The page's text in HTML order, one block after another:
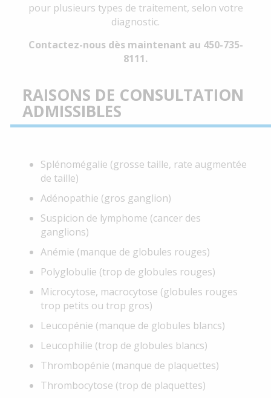
pour plusieurs types de traitement, selon votre
diagnostic.
Contactez-nous dès maintenant au 450-735-
8111.
RAISONS DE CONSULTATION
ADMISSIBLES
Splénomégalie (grosse taille, rate augmentée
de taille)
Adénopathie (gros ganglion)
Suspicion de lymphome (cancer des
ganglions)
Anémie (manque de globules rouges)
Polyglobulie (trop de globules rouges)
Microcytose, macrocytose (globules rouges
trop petits ou trop gros)
Leucopénie (manque de globules blancs)
Leucophilie (trop de globules blancs)
Thrombopénie (manque de plaquettes)
Thrombocytose (trop de plaquettes)